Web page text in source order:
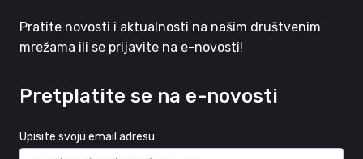
Pratite novosti i aktualnosti na našim društvenim
mrežama ili se prijavite na e-novosti!
Pretplatite se na e-novosti
Upisite svoju email adresu